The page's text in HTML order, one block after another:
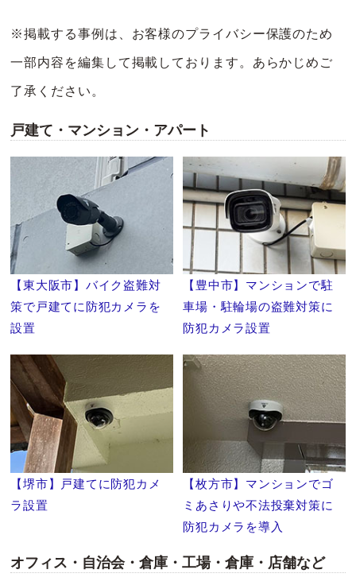
※掲載する事例は、お客様のプライバシー保護のため
一部内容を編集して掲載しております。あらかじめご
了承ください。
戸建て・マンション・アパート
【東大阪市】バイク盗難対
策で戸建てに防犯カメラを
設置
【豊中市】マンションで駐
車場・駐輪場の盗難対策に
防犯カメラ設置
【堺市】戸建てに防犯カメ
ラ設置
【枚方市】マンションでゴ
ミあさりや不法投棄対策に
防犯カメラを導入
オフィス・自治会・倉庫・工場・倉庫・店舗など